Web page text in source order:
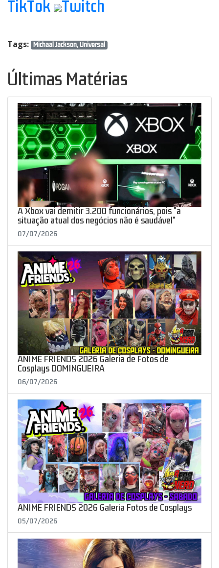
TikTok Twitch
Tags: Michaal Jackson, Universal
Últimas Matérias
A Xbox vai demitir 3.200 funcionários, pois "a
situação atual dos negócios não é saudável"
07/07/2026
ANIME FRIENDS 2026 Galeria de Fotos de
Cosplays DOMINGUEIRA
06/07/2026
ANIME FRIENDS 2026 Galeria Fotos de Cosplays
05/07/2026